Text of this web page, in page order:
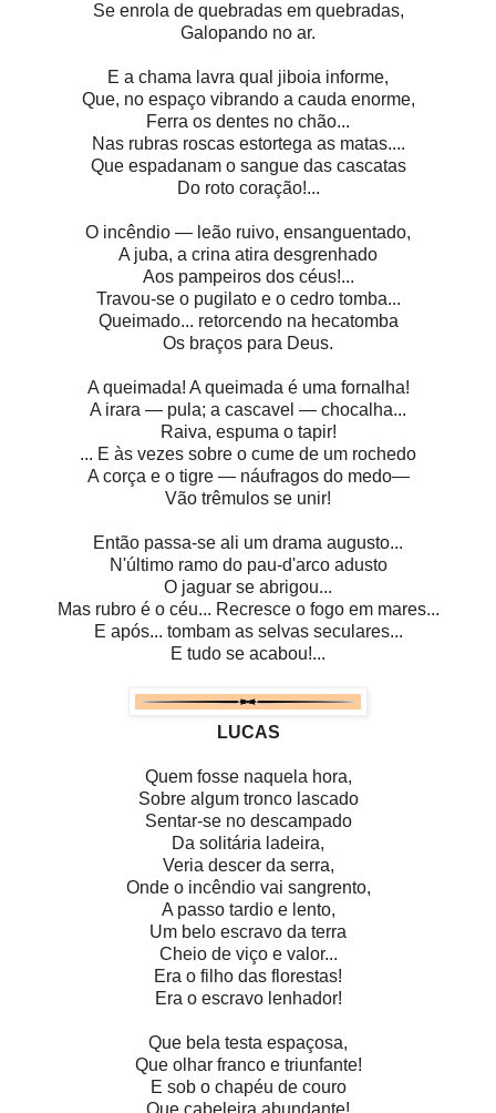
Se enrola de quebradas em quebradas,
Galopando no ar.
E a chama lavra qual jiboia informe,
Que, no espaço vibrando a cauda enorme,
Ferra os dentes no chão...
Nas rubras roscas estortega as matas....
Que espadanam o sangue das cascatas
Do roto coração!...
O incêndio — leão ruivo, ensanguentado,
A juba, a crina atira desgrenhado
Aos pampeiros dos céus!...
Travou-se o pugilato e o cedro tomba...
Queimado... retorcendo na hecatomba
Os braços para Deus.
A queimada! A queimada é uma fornalha!
A irara — pula; a cascavel — chocalha...
Raiva, espuma o tapir!
... E às vezes sobre o cume de um rochedo
A corça e o tigre — náufragos do medo—
Vão trêmulos se unir!
Então passa-se ali um drama augusto...
N'último ramo do pau-d'arco adusto
O jaguar se abrigou...
Mas rubro é o céu... Recresce o fogo em mares...
E após... tombam as selvas seculares...
E tudo se acabou!...
LUCAS
Quem fosse naquela hora,
Sobre algum tronco lascado
Sentar-se no descampado
Da solitária ladeira,
Veria descer da serra,
Onde o incêndio vai sangrento,
A passo tardio e lento,
Um belo escravo da terra
Cheio de viço e valor...
Era o filho das florestas!
Era o escravo lenhador!
Que bela testa espaçosa,
Que olhar franco e triunfante!
E sob o chapéu de couro